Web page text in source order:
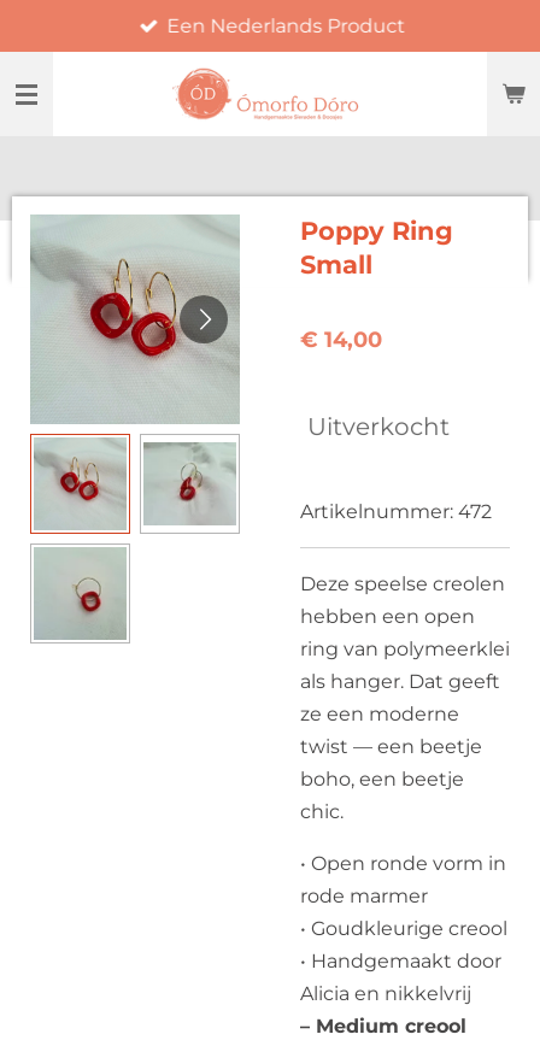
naar
Een Nederlands Product
Poppy Ring
Small
€ 14,00
Uitverkocht
Artikelnummer: 472
Deze speelse creolen
hebben een open
ring van polymeerklei
als hanger. Dat geeft
ze een moderne
twist — een beetje
boho, een beetje
chic.
• Open ronde vorm in
rode marmer
• Goudkleurige creool
• Handgemaakt door
Alicia en nikkelvrij
– Medium creool